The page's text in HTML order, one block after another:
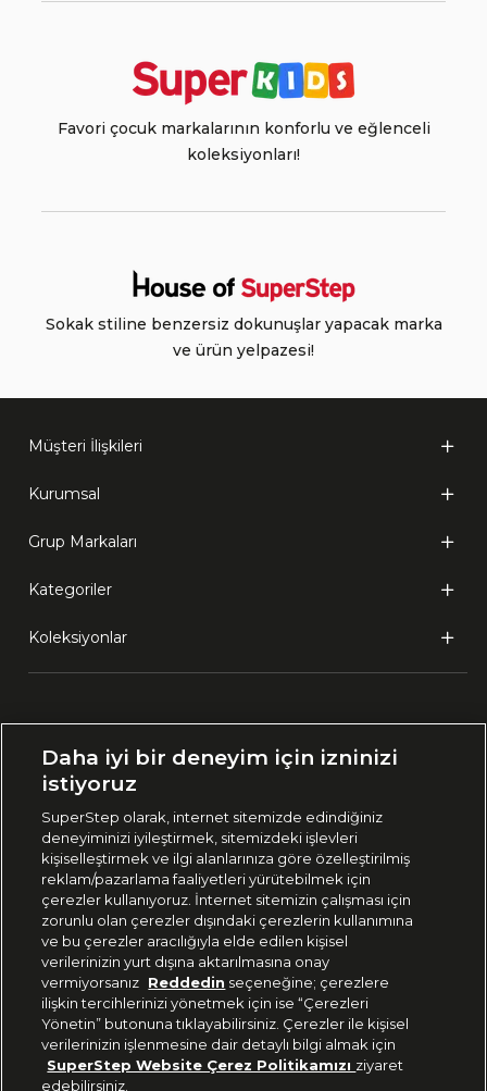
Favori çocuk markalarının konforlu ve eğlenceli
koleksiyonları!
Sokak stiline benzersiz dokunuşlar yapacak marka
ve ürün yelpazesi!
Müşteri İlişkileri
Kurumsal
Grup Markaları
Kategoriler
Koleksiyonlar
🇹🇷 Türkiye
444 37 36
Uygulamadan Takip Edin
Bizi Takip Edin
Daha iyi bir deneyim için izninizi
istiyoruz
SuperStep olarak, internet sitemizde edindiğiniz
deneyiminizi iyileştirmek, sitemizdeki işlevleri
kişiselleştirmek ve ilgi alanlarınıza göre özelleştirilmiş
reklam/pazarlama faaliyetleri yürütebilmek için
çerezler kullanıyoruz. İnternet sitemizin çalışması için
zorunlu olan çerezler dışındaki çerezlerin kullanımına
ve bu çerezler aracılığıyla elde edilen kişisel
verilerinizin yurt dışına aktarılmasına onay
vermiyorsanız Reddedin seçeneğine; çerezlere
ilişkin tercihlerinizi yönetmek için ise “Çerezleri
Yönetin” butonuna tıklayabilirsiniz. Çerezler ile kişisel
verilerinizin işlenmesine dair detaylı bilgi almak için
SuperStep Website Çerez Politikamızı ziyaret
edebilirsiniz.